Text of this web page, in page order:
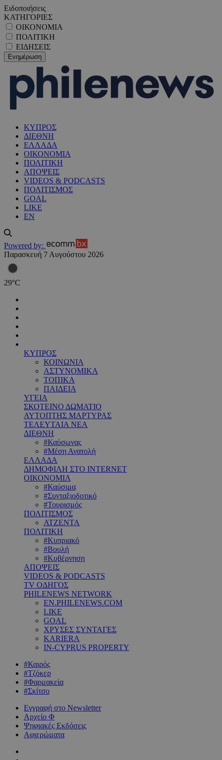
Ειδοποιήσεις
ΚΑΤΗΓΟΡΙΕΣ
ΟΙΚΟΝΟΜΙΑ
ΠΟΛΙΤΙΚΗ
ΕΙΔΗΣΕΙΣ
ΚΥΠΡΟΣ
ΔΙΕΘΝΗ
ΕΛΛΑΔΑ
ΟΙΚΟΝΟΜΙΑ
ΠΟΛΙΤΙΚΗ
ΑΠΟΨΕΙΣ
VIDEOS & PODCASTS
ΠΟΛΙΤΙΣΜΟΣ
GOAL
LIKE
EN
Powered by:
Παρασκευή 7 Αυγούστου 2026
29°C
ΚΥΠΡΟΣ
ΚΟΙΝΩΝΙΑ
ΑΣΤΥΝΟΜΙΚΑ
ΤΟΠΙΚΑ
ΠΑΙΔΕΙΑ
ΥΓΕΙΑ
ΣΚΟΤΕΙΝΟ ΔΩΜΑΤΙΟ
ΑΥΤΟΠΤΗΣ ΜΑΡΤΥΡΑΣ
ΤΕΛΕΥΤΑΙΑ ΝΕΑ
ΔΙΕΘΝΗ
#Καύσωνας
#Μέση Ανατολή
ΕΛΛΑΔΑ
ΔΗΜΟΦΙΛΗ ΣΤΟ INTERNET
ΟΙΚΟΝΟΜΙΑ
#Καύσιμα
#Συνταξιοδοτικό
#Τουρισμός
ΠΟΛΙΤΙΣΜΟΣ
ΑΤΖΕΝΤΑ
ΠΟΛΙΤΙΚΗ
#Κυπριακό
#Βουλή
#Κυβέρνηση
ΑΠΟΨΕΙΣ
VIDEOS & PODCASTS
TV ΟΔΗΓΟΣ
PHILENEWS NETWORK
EN.PHILENEWS.COM
LIKE
GOAL
ΧΡΥΣΕΣ ΣΥΝΤΑΓΕΣ
KARIERA
IN-CYPRUS PROPERTY
#Καιρός
#Τζόκερ
#Φαρμακεία
#Σκίτσο
Εγγραφή στο Newsletter
Αρχείο Φ
Ψηφιακές Εκδόσεις
Αφιερώματα